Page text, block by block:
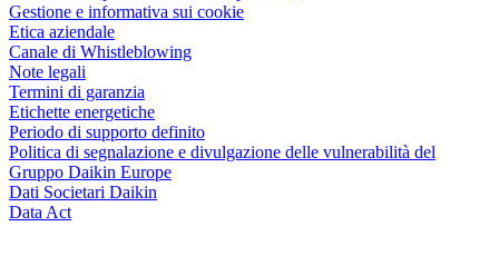
Gestione e informativa sui cookie
Etica aziendale
Canale di Whistleblowing
Note legali
Termini di garanzia
Etichette energetiche
Periodo di supporto definito
Politica di segnalazione e divulgazione delle vulnerabilità del
Gruppo Daikin Europe
Dati Societari Daikin
Data Act